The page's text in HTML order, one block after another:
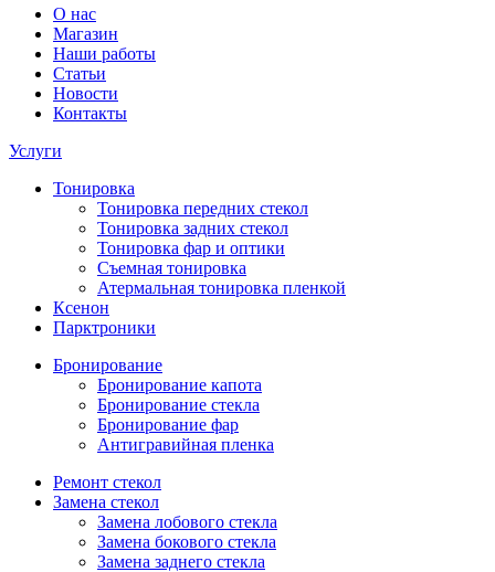
О нас
Магазин
Наши работы
Статьи
Новости
Контакты
Услуги
Тонировка
Тонировка передних стекол
Тонировка задних стекол
Тонировка фар и оптики
Съемная тонировка
Атермальная тонировка пленкой
Ксенон
Парктроники
Бронирование
Бронирование капота
Бронирование стекла
Бронирование фар
Антигравийная пленка
Ремонт стекол
Замена стекол
Замена лобового стекла
Замена бокового стекла
Замена заднего стекла